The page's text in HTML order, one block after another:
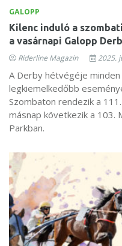
GALOPP
Kilenc induló a
a vasárnapi Galopp
Riderline Magazin 2025.
A Derby hétvégéje
legkiemelkedőbb
Szombaton rendezik a
másnap következik a 103.
Parkban.